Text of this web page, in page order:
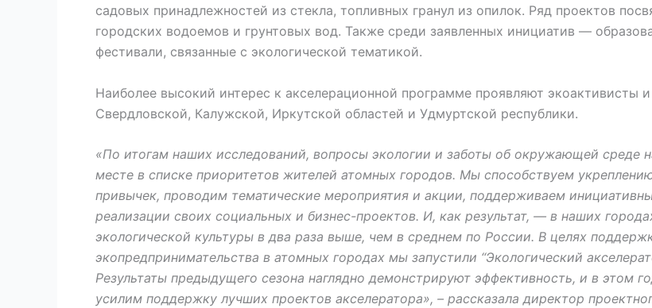
садовых принадлежностей из стекла, топливных гранул из опилок. Ряд проектов
городских водоемов и грунтовых вод. Также среди заявленных инициатив —
фестивали, связанные с экологической тематикой.
Наиболее высокий интерес к акселерационной программе проявляют экоактивисты
Свердловской, Калужской, Иркутской областей и Удмуртской республики.
«По итогам наших исследований, вопросы экологии и заботы об окружающей среде
месте в списке приоритетов жителей атомных городов. Мы способствуем
привычек, проводим тематические мероприятия и акции, поддерживаем
реализации своих социальных и бизнес-проектов. И, как результат, — в наших
экологической культуры в два раза выше, чем в среднем по России. В целях
экопредпринимательства в атомных городах мы запустили “Экологический
Результаты предыдущего сезона наглядно демонстрируют эффективность, и в этом
усилим поддержку лучших проектов акселератора», – рассказала директор